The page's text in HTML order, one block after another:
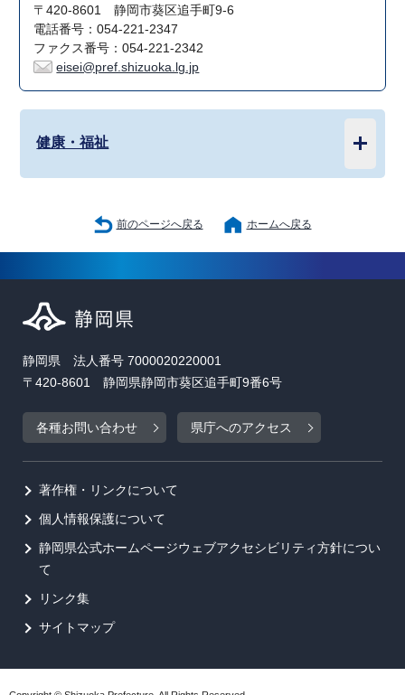
〒420-8601 静岡市葵区追手町9-6
電話番号：054-221-2347
ファクス番号：054-221-2342
eisei@pref.shizuoka.lg.jp
健康・福祉
前のページへ戻る ホームへ戻る
静岡県 法人番号 7000020220001
〒420-8601 静岡県静岡市葵区追手町9番6号
各種お問い合わせ 県庁へのアクセス
著作権・リンクについて
個人情報保護について
静岡県公式ホームページウェブアクセシビリティ方針につい
て
リンク集
サイトマップ